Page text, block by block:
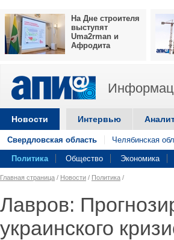
На Дне строителя
выступят
Uma2rman и
Афродита
Новости Интервью
Свердловская область Челябинская
Политика Общество Экономика
Главная страница / Новости / Политика /
Лавров:
украинского